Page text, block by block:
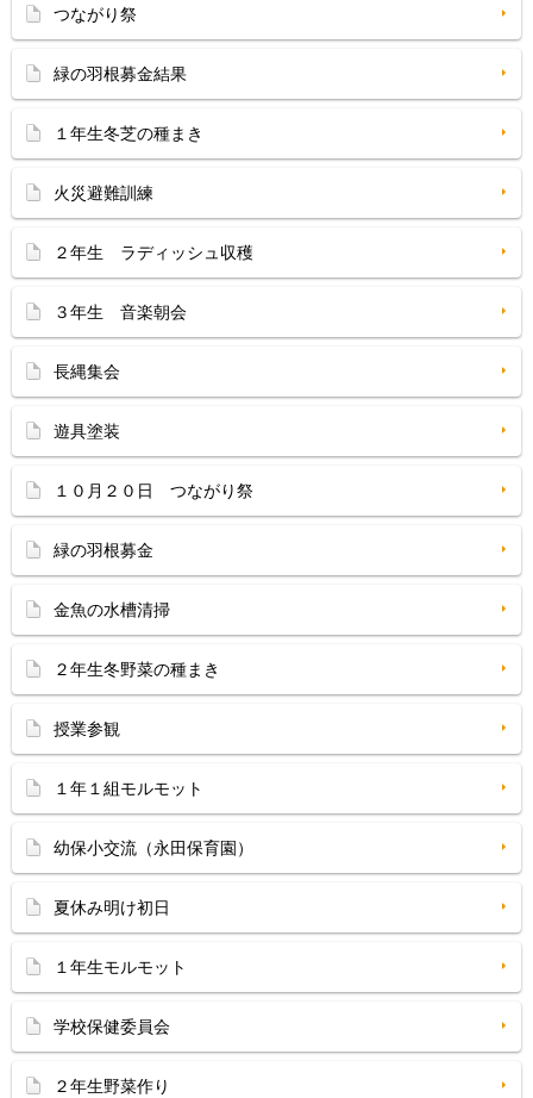
つながり祭
緑の羽根募金結果
１年生冬芝の種まき
火災避難訓練
２年生 ラディッシュ収穫
３年生 音楽朝会
長縄集会
遊具塗装
１０月２０日 つながり祭
緑の羽根募金
金魚の水槽清掃
２年生冬野菜の種まき
授業参観
１年１組モルモット
幼保小交流（永田保育園）
夏休み明け初日
１年生モルモット
学校保健委員会
２年生野菜作り